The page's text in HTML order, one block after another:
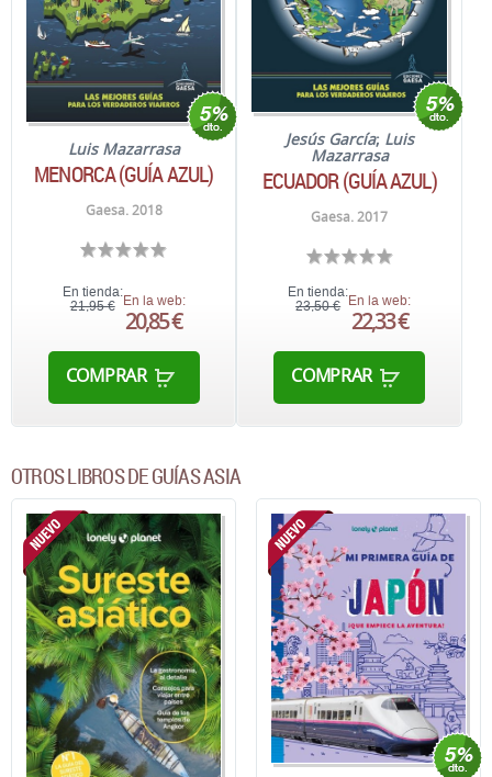
Luis Mazarrasa
MENORCA (GUÍA AZUL)
Gaesa. 2018
En tienda:
21,95 € En la web:
20,85 €
COMPRAR
Jesús García; Luis
Mazarrasa
ECUADOR (GUÍA AZUL)
Gaesa. 2017
En tienda:
23,50 € En la web:
22,33 €
COMPRAR
OTROS LIBROS DE GUÍAS ASIA